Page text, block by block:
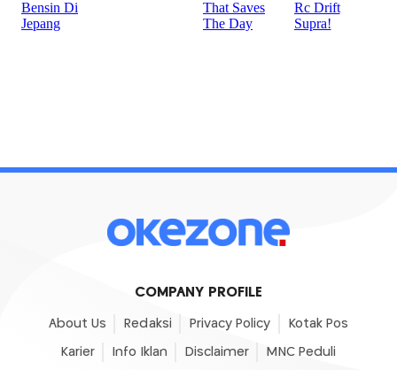
COMPANY PROFILE
About Us Redaksi Privacy Policy Kotak Pos
Karier Info Iklan Disclaimer MNC Peduli